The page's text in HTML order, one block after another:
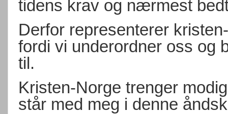
tidens krav og nærmest
Derfor representerer
fordi vi underordner oss og
til.
Kristen-Norge trenger
står med meg i denne